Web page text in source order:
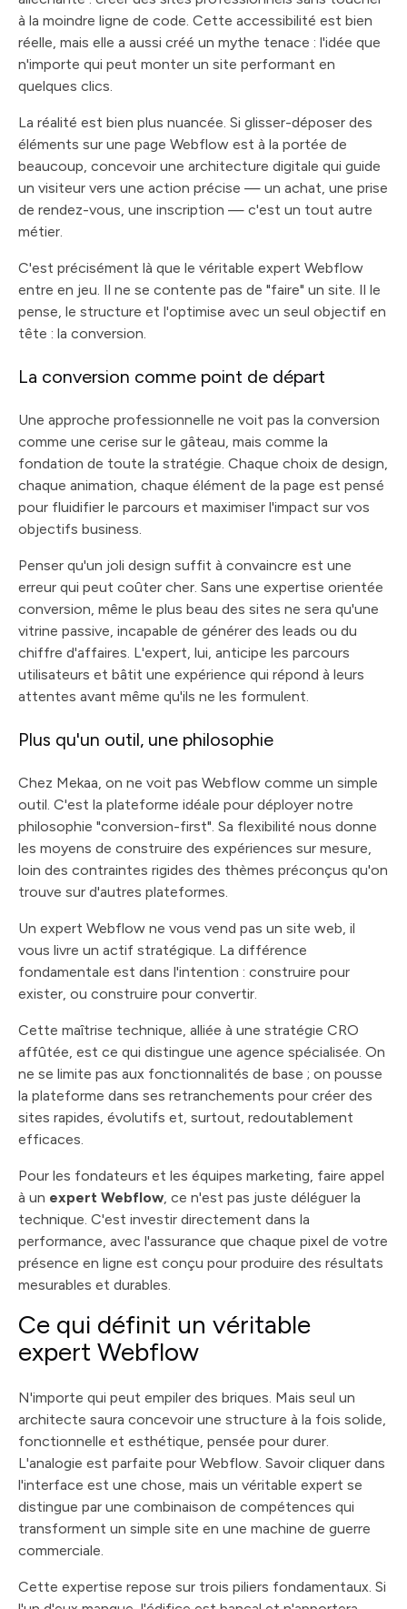
à la moindre ligne de code. Cette accessibilité est bien
réelle, mais elle a aussi créé un mythe tenace : l'idée que
n'importe qui peut monter un site performant en
quelques clics.
La réalité est bien plus nuancée. Si glisser-déposer des
éléments sur une page Webflow est à la portée de
beaucoup, concevoir une architecture digitale qui guide
un visiteur vers une action précise — un achat, une prise
de rendez-vous, une inscription — c'est un tout autre
métier.
C'est précisément là que le véritable expert Webflow
entre en jeu. Il ne se contente pas de "faire" un site. Il le
pense, le structure et l'optimise avec un seul objectif en
tête : la conversion.
La conversion comme point de départ
Une approche professionnelle ne voit pas la conversion
comme une cerise sur le gâteau, mais comme la
fondation de toute la stratégie. Chaque choix de design,
chaque animation, chaque élément de la page est pensé
pour fluidifier le parcours et maximiser l'impact sur vos
objectifs business.
Penser qu'un joli design suffit à convaincre est une
erreur qui peut coûter cher. Sans une expertise orientée
conversion, même le plus beau des sites ne sera qu'une
vitrine passive, incapable de générer des leads ou du
chiffre d'affaires. L'expert, lui, anticipe les parcours
utilisateurs et bâtit une expérience qui répond à leurs
attentes avant même qu'ils ne les formulent.
Plus qu'un outil, une philosophie
Chez Mekaa, on ne voit pas Webflow comme un simple
outil. C'est la plateforme idéale pour déployer notre
philosophie "conversion-first". Sa flexibilité nous donne
les moyens de construire des expériences sur mesure,
loin des contraintes rigides des thèmes préconçus qu'on
trouve sur d'autres plateformes.
Un expert Webflow ne vous vend pas un site web, il
vous livre un actif stratégique. La différence
fondamentale est dans l'intention : construire pour
exister, ou construire pour convertir.
Cette maîtrise technique, alliée à une stratégie CRO
affûtée, est ce qui distingue une agence spécialisée. On
ne se limite pas aux fonctionnalités de base ; on pousse
la plateforme dans ses retranchements pour créer des
sites rapides, évolutifs et, surtout, redoutablement
efficaces.
Pour les fondateurs et les équipes marketing, faire appel
à un expert Webflow, ce n'est pas juste déléguer la
technique. C'est investir directement dans la
performance, avec l'assurance que chaque pixel de votre
présence en ligne est conçu pour produire des résultats
mesurables et durables.
Ce qui définit un véritable
expert Webflow
N'importe qui peut empiler des briques. Mais seul un
architecte saura concevoir une structure à la fois solide,
fonctionnelle et esthétique, pensée pour durer.
L'analogie est parfaite pour Webflow. Savoir cliquer dans
l'interface est une chose, mais un véritable expert se
distingue par une combinaison de compétences qui
transforment un simple site en une machine de guerre
commerciale.
Cette expertise repose sur trois piliers fondamentaux. Si